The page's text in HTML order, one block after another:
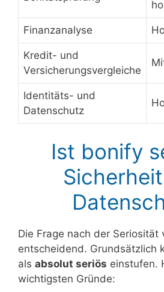
Finanzanalyse
Kredit- und
Versicherungsvergleiche
Identitäts- und
Datenschutz
Ist bonify
Die Frage nach der Seriosität
entscheidend. Grundsätzlich
als absolut seriös einstufen.
wichtigsten Gründe: